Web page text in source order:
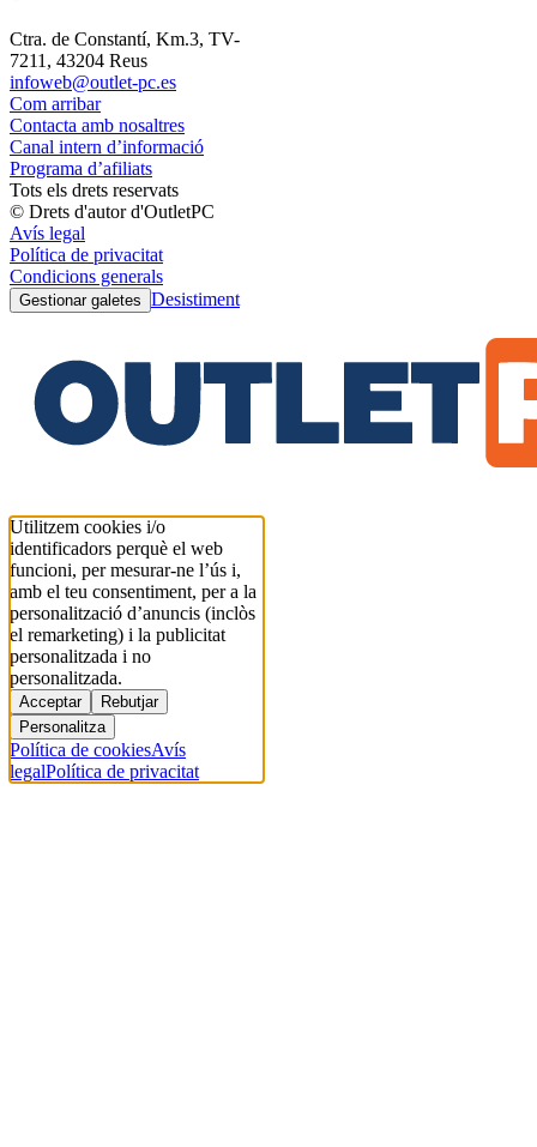
Ctra. de Constantí, Km.3, TV-
7211, 43204 Reus
infoweb@outlet-pc.es
Com arribar
Contacta amb nosaltres
Canal intern d’informació
Programa d’afiliats
Tots els drets reservats
© Drets d'autor d'OutletPC
Avís legal
Política de privacitat
Condicions generals
Gestionar galetes Desistiment
Utilitzem cookies i/o
identificadors perquè el web
funcioni, per mesurar-ne l’ús i,
amb el teu consentiment, per a la
personalització d’anuncis (inclòs
el remarketing) i la publicitat
personalitzada i no
personalitzada.
Acceptar
Rebutjar
Personalitza
Política de cookiesAvís
legalPolítica de privacitat